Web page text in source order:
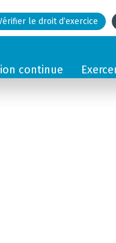
le droit d’exercice
continue